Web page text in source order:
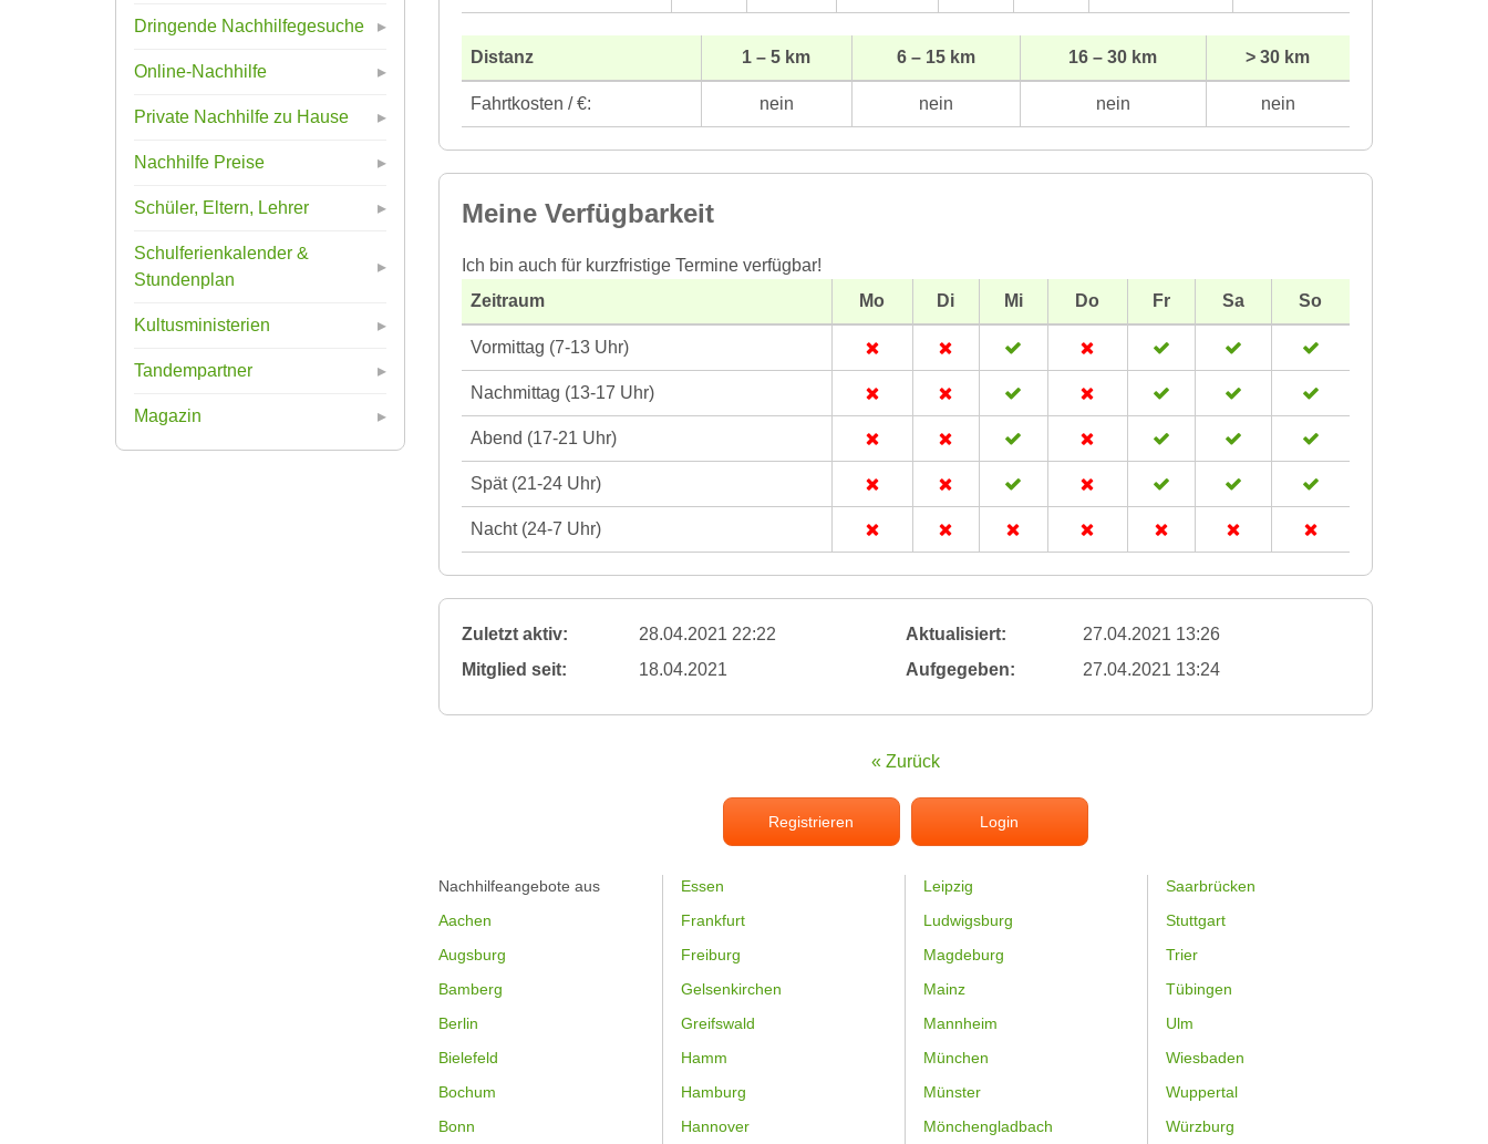
Dringende Nachhilfegesuche
Online-Nachhilfe
Private Nachhilfe zu Hause
Nachhilfe Preise
Schüler, Eltern, Lehrer
Schulferienkalender &
Stundenplan
Kultusministerien
Tandempartner
Magazin
Distanz 1 – 5 km 6 – 15 km 16 – 30 km > 30 km
Fahrtkosten / €: nein nein nein nein
Meine Verfügbarkeit
Ich bin auch für kurzfristige Termine verfügbar!
Zeitraum
Mo Di Mi Do Fr Sa So
Vormittag (7-13 Uhr)
Nachmittag (13-17 Uhr)
Abend (17-21 Uhr)
Spät (21-24 Uhr)
Nacht (24-7 Uhr)
Zuletzt aktiv: 28.04.2021 22:22 Aktualisiert:
27.04.2021 13:26
Mitglied seit:
18.04.2021 Aufgegeben: 27.04.2021 13:24
« Zurück
Registrieren Login
Nachhilfeangebote aus
Aachen
Augsburg
Bamberg
Berlin
Bielefeld
Bochum
Bonn
Essen
Frankfurt
Freiburg
Gelsenkirchen
Greifswald
Hamm
Hamburg
Hannover
Leipzig
Ludwigsburg
Magdeburg
Mainz
Mannheim
München
Münster
Mönchengladbach
Saarbrücken
Stuttgart
Trier
Tübingen
Ulm
Wiesbaden
Wuppertal
Würzburg